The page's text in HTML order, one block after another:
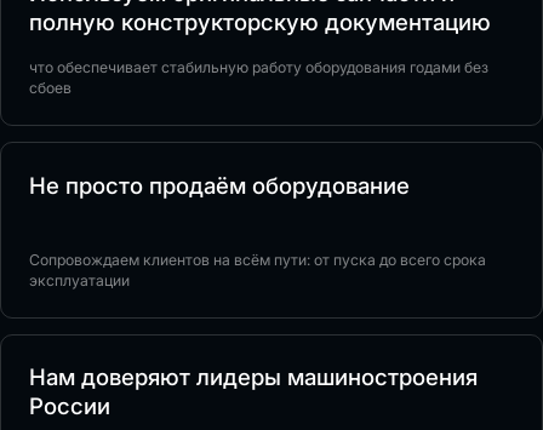
полную конструкторскую документацию
что обеспечивает стабильную работу оборудования годами без
сбоев
Не просто продаём оборудование
Сопровождаем клиентов на всём пути: от пуска до всего срока
эксплуатации
Нам доверяют лидеры машиностроения
России